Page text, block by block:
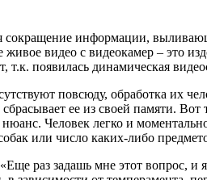
сокращение информации,
видео с видеокамер – это
т.к. появилась динамическая
повсюду, обработка их
ее из своей памяти.
нюанс. Человек легко и
или число каких-либо
раз задашь мне этот вопрос,